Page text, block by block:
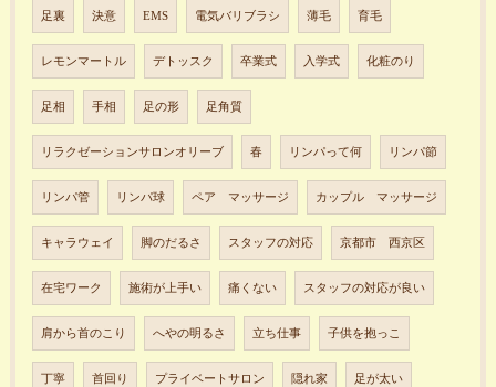
足裏 決意 EMS 電気バリブラシ 薄毛 育毛
レモンマートル デトッスク 卒業式 入学式 化粧のり
足相 手相 足の形 足角質
リラクゼーションサロンオリーブ 春 リンパって何 リンパ節
リンパ管 リンパ球 ペア マッサージ カップル マッサージ
キャラウェイ 脚のだるさ スタッフの対応 京都市 西京区
在宅ワーク 施術が上手い 痛くない スタッフの対応が良い
肩から首のこり へやの明るさ 立ち仕事 子供を抱っこ
丁寧 首回り プライベートサロン 隠れ家 足が太い